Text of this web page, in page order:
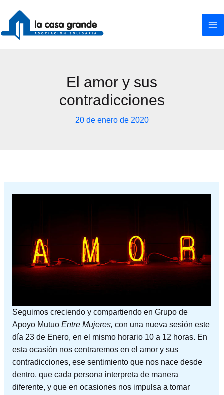
contenido
El amor y sus
contradicciones
20 de enero de 2020
Seguimos creciendo y compartiendo en Grupo de
Apoyo Mutuo Entre Mujeres, con una nueva sesión este
día 23 de Enero, en el mismo horario 10 a 12 horas. En
esta ocasión nos centraremos en el amor y sus
contradicciones, ese sentimiento que nos nace desde
dentro, que cada persona interpreta de manera
diferente, y que en ocasiones nos impulsa a tomar